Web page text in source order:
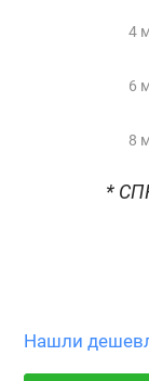
4
6
8
*
Нашли